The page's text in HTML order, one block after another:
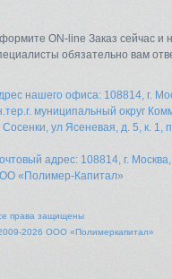
ON-line Заказ сейчас и
обязательно вам
нашего офиса: 108814, г.
муниципальный округ
Сосенки, ул Ясеневая, д. 5, к. 1,
адрес: 108814, г.
«Полимер-Капитал»
права защищены
2026 ООО «Полимеркапитал»